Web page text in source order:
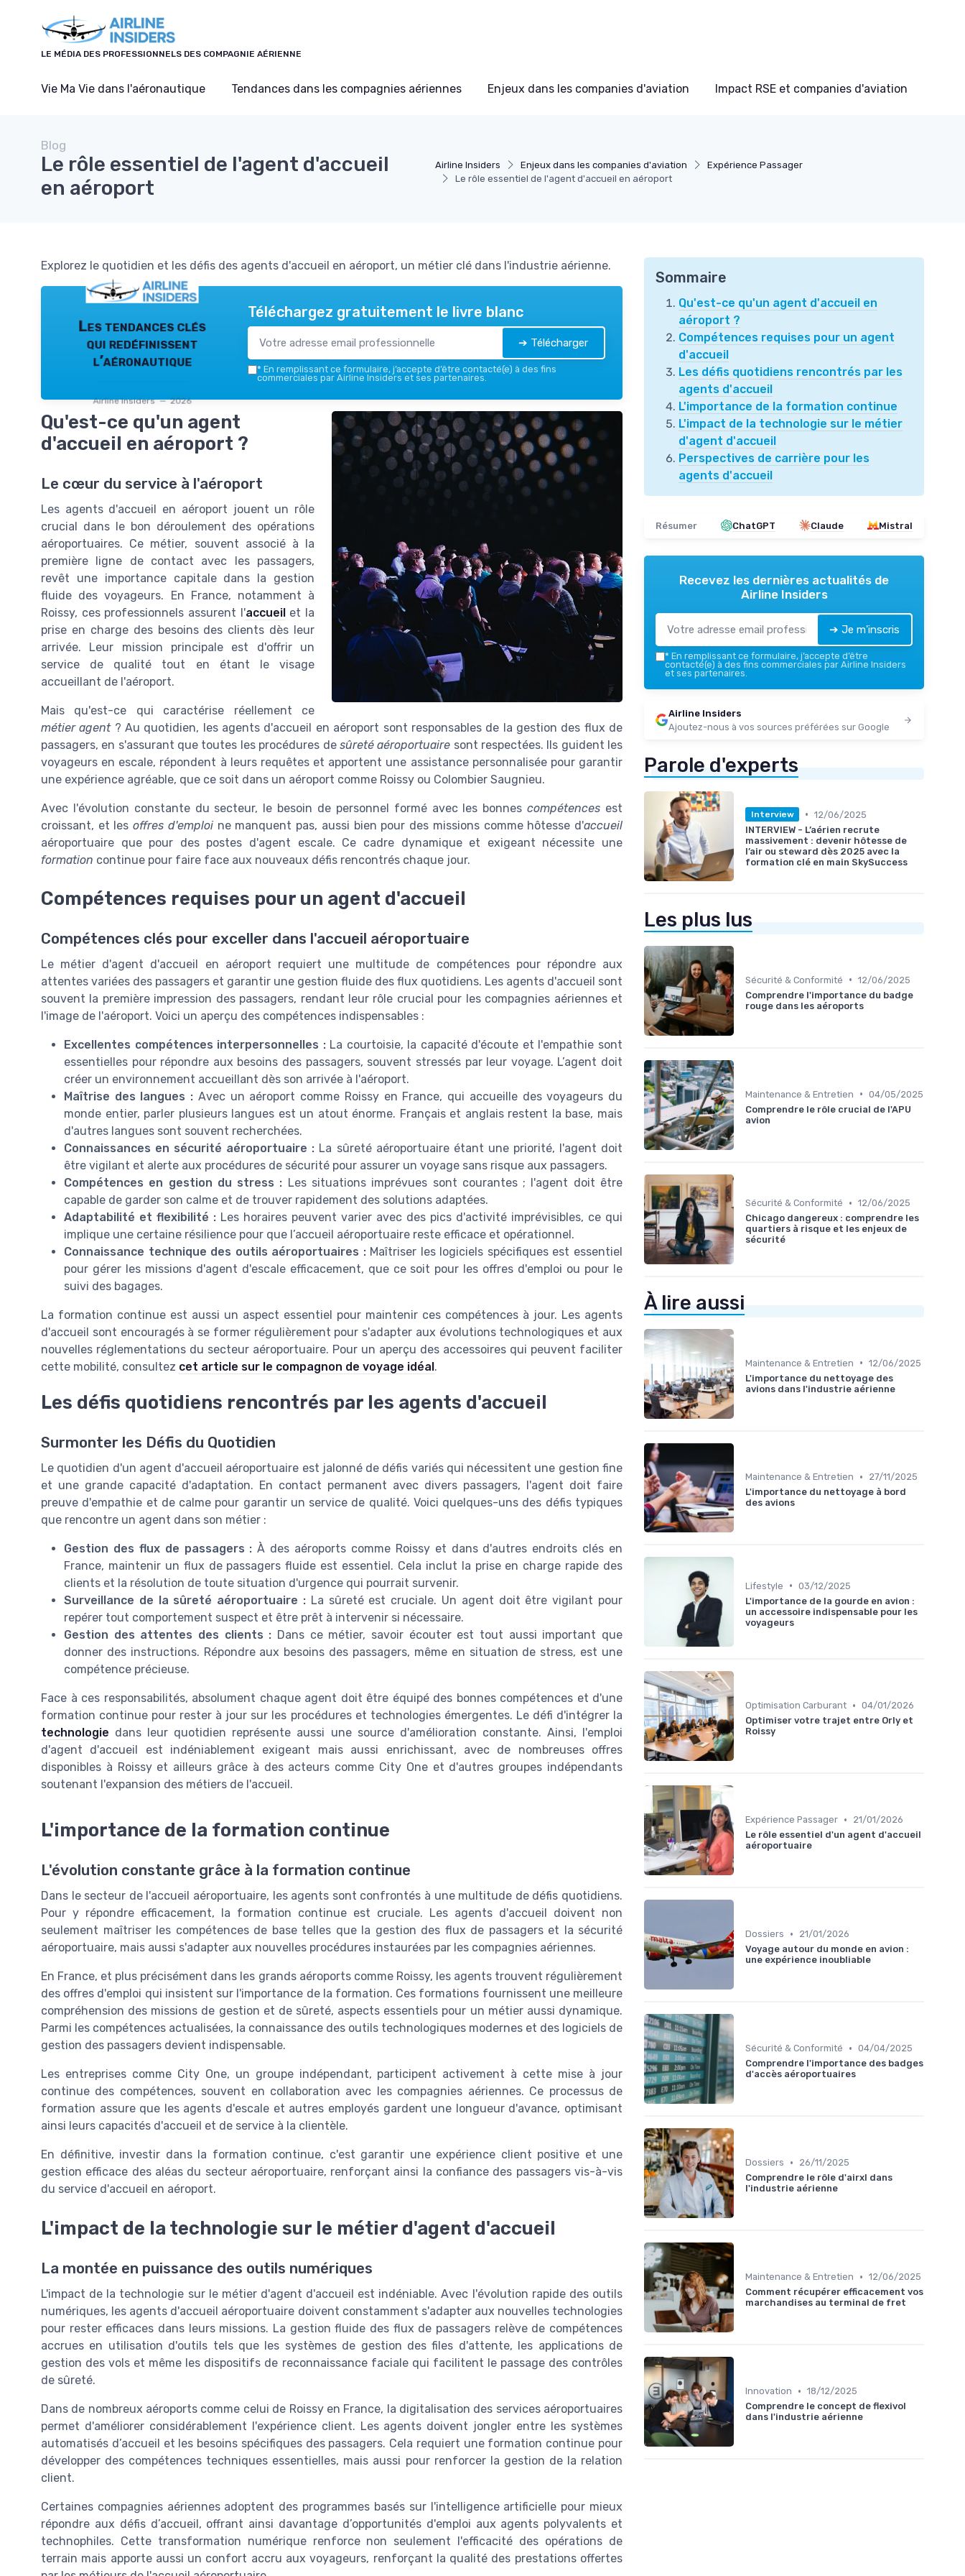
LE MÉDIA DES PROFESSIONNELS DES COMPAGNIE AÉRIENNE
Vie Ma Vie dans l'aéronautique Tendances dans les compagnies aériennes Enjeux dans les companies d'aviation Impact RSE et companies d'aviation
Airline Insiders Enjeux dans les companies d'aviation
Expérience Passager
Le rôle essentiel de l'agent d'accueil en aéroport
Blog
Le rôle essentiel de l'agent d'accueil
en aéroport
Explorez le quotidien et les défis des agents d'accueil en aéroport, un métier clé dans l'industrie aérienne.
Les tendances clés
qui redéfinissent
l’aéronautique
Airline Insiders — 2026
Téléchargez gratuitement le livre blanc
➔ Télécharger
* En remplissant ce formulaire, j’accepte d’être contacté(e) à des fins
commerciales par Airline Insiders et ses partenaires.
Qu'est-ce qu'un agent
d'accueil en aéroport ?
Le cœur du service à l'aéroport
Les agents d'accueil en aéroport jouent un rôle
crucial dans le bon déroulement des opérations
aéroportuaires. Ce métier, souvent associé à la
première ligne de contact avec les passagers,
revêt une importance capitale dans la gestion
fluide des voyageurs. En France, notamment à
Roissy, ces professionnels assurent l'accueilet la
prise en charge des besoins des clients dès leur
arrivée. Leur mission principale est d'offrir un
service de qualité tout en étant le visage
accueillant de l'aéroport.
Mais qu'est-ce qui caractérise réellement ce
métier agent? Au quotidien, les agents d'accueil en aéroport sont responsables de la gestion des flux de
passagers, en s'assurant que toutes les procédures de sûreté aéroportuaire sont respectées. Ils guident les
voyageurs en escale, répondent à leurs requêtes et apportent une assistance personnalisée pour garantir
une expérience agréable, que ce soit dans un aéroport comme Roissy ou Colombier Saugnieu.
Avec l'évolution constante du secteur, le besoin de personnel formé avec les bonnescompétences est
croissant, et lesoffres d'emploine manquent pas, aussi bien pour des missions comme hôtesse d'accueil
aéroportuaire que pour des postes d'agent escale. Ce cadre dynamique et exigeant nécessite une
formation continue pour faire face aux nouveaux défis rencontrés chaque jour.
Compétences requises pour un agent d'accueil
Compétences clés pour exceller dans l'accueil aéroportuaire
Le métier d'agent d'accueil en aéroport requiert une multitude de compétences pour répondre aux
attentes variées des passagers et garantir une gestion fluide des flux quotidiens. Les agents d'accueil sont
souvent la première impression des passagers, rendant leur rôle crucial pour les compagnies aériennes et
l'image de l'aéroport. Voici un aperçu des compétences indispensables :
Excellentes compétences interpersonnelles :La courtoisie, la capacité d'écoute et l'empathie sont
essentielles pour répondre aux besoins des passagers, souvent stressés par leur voyage. L’agent doit
créer un environnement accueillant dès son arrivée à l'aéroport.
Maîtrise des langues : Avec un aéroport comme Roissy en France, qui accueille des voyageurs du
monde entier, parler plusieurs langues est un atout énorme. Français et anglais restent la base, mais
d'autres langues sont souvent recherchées.
Connaissances en sécurité aéroportuaire : La sûreté aéroportuaire étant une priorité, l'agent doit
être vigilant et alerte aux procédures de sécurité pour assurer un voyage sans risque aux passagers.
Compétences en gestion du stress : Les situations imprévues sont courantes ; l'agent doit être
capable de garder son calme et de trouver rapidement des solutions adaptées.
Adaptabilité et flexibilité : Les horaires peuvent varier avec des pics d'activité imprévisibles, ce qui
implique une certaine résilience pour que l’accueil aéroportuaire reste efficace et opérationnel.
Connaissance technique des outils aéroportuaires :Maîtriser les logiciels spécifiques est essentiel
pour gérer les missions d'agent d'escale efficacement, que ce soit pour les offres d'emploi ou pour le
suivi des bagages.
La formation continue est aussi un aspect essentiel pour maintenir ces compétences à jour. Les agents
d'accueil sont encouragés à se former régulièrement pour s'adapter aux évolutions technologiques et aux
nouvelles réglementations du secteur aéroportuaire. Pour un aperçu des accessoires qui peuvent faciliter
cette mobilité, consultez cet article sur le compagnon de voyage idéal.
Les défis quotidiens rencontrés par les agents d'accueil
Surmonter les Défis du Quotidien
Le quotidien d'un agent d'accueil aéroportuaire est jalonné de défis variés qui nécessitent une gestion fine
et une grande capacité d'adaptation. En contact permanent avec divers passagers, l'agent doit faire
preuve d'empathie et de calme pour garantir un service de qualité. Voici quelques-uns des défis typiques
que rencontre un agent dans son métier :
Gestion des flux de passagers : À des aéroports comme Roissy et dans d'autres endroits clés en
France, maintenir un flux de passagers fluide est essentiel. Cela inclut la prise en charge rapide des
clients et la résolution de toute situation d'urgence qui pourrait survenir.
Surveillance de la sûreté aéroportuaire : La sûretéest cruciale. Un agent doit être vigilant pour
repérer tout comportement suspect et être prêt à intervenir si nécessaire.
Gestion des attentes des clients : Dans ce métier, savoir écouter est tout aussi important que
donner des instructions. Répondre aux besoins des passagers, même en situation de stress, est une
compétence précieuse.
Face à ces responsabilités, absolument chaque agent doit être équipé des bonnes compétences et d'une
formation continue pour rester à jour sur les procédures et technologies émergentes. Le défi d'intégrer la
technologie dans leur quotidien représente aussi une source d'amélioration constante. Ainsi, l'emploi
d'agent d'accueil est indéniablement exigeant mais aussi enrichissant, avec de nombreuses offres
disponibles à Roissy et ailleurs grâce à des acteurs comme City One et d'autres groupes indépendants
soutenant l'expansion des métiers de l'accueil .
L'importance de la formation continue
L'évolution constante grâce à la formation continue
Dans le secteur de l'accueil aéroportuaire, les agents sont confrontés à une multitude de défis quotidiens.
Pour y répondre efficacement, la formation continue est cruciale. Les agents d'accueil doivent non
seulement maîtriser les compétences de base telles que la gestion des flux de passagers et la sécurité
aéroportuaire, mais aussi s'adapter aux nouvelles procédures instaurées par les compagnies aériennes.
En France, et plus précisément dans les grands aéroports comme Roissy, les agents trouvent régulièrement
des offres d'emploi qui insistent sur l'importance de la formation. Ces formations fournissent une meilleure
compréhension des missions de gestion et de sûreté, aspects essentiels pour un métieraussi dynamique.
Parmi les compétences actualisées, la connaissance des outils technologiques modernes et des logiciels de
gestion des passagers devient indispensable.
Les entreprises comme City One, un groupe indépendant, participent activement à cette mise à jour
continue des compétences, souvent en collaboration avec les compagnies aériennes. Ce processus de
formation assure que les agents d'escale et autres employés gardent une longueur d'avance, optimisant
ainsi leurs capacités d'accueil et de service à la clientèle.
En définitive, investir dans la formation continue, c'est garantir une expérience client positive et une
gestion efficace des aléas du secteur aéroportuaire, renforçant ainsi la confiance des passagers vis-à-vis
du service d'accueil en aéroport.
L'impact de la technologie sur le métier d'agent d'accueil
La montée en puissance des outils numériques
L'impact de la technologie sur le métier d'agent d'accueil est indéniable. Avec l'évolution rapide des outils
numériques, les agents d'accueil aéroportuaire doivent constamment s'adapter aux nouvelles technologies
pour rester efficaces dans leurs missions. La gestion fluide des flux de passagers relève de compétences
accrues en utilisation d'outils tels que les systèmes de gestion des files d'attente, les applications de
gestion des vols et même les dispositifs de reconnaissance faciale qui facilitent le passage des contrôles
de sûreté.
Dans de nombreux aéroports comme celui de Roissy en France, la digitalisation des services aéroportuaires
permet d'améliorer considérablement l'expérience client. Les agents doivent jongler entre les systèmes
automatisés d’accueil et les besoins spécifiques des passagers. Cela requiert une formation continue pour
développer des compétences techniques essentielles, mais aussi pour renforcer la gestion de la relation
client.
Certaines compagnies aériennes adoptent des programmes basés sur l'intelligence artificielle pour mieux
répondre aux défis d’accueil, offrant ainsi davantage d’opportunités d'emploi aux agents polyvalents et
technophiles. Cette transformation numérique renforce non seulement l'efficacité des opérations de
terrain mais apporte aussi un confort accru aux voyageurs, renforçant la qualité des prestations offertes
Sommaire
Qu'est-ce qu'un agent d'accueil en
aéroport ?
Compétences requises pour un agent
d'accueil
Les défis quotidiens rencontrés par les
agents d'accueil
L'importance de la formation continue
L'impact de la technologie sur le métier
d'agent d'accueil
Perspectives de carrière pour les
agents d'accueil
Résumer ChatGPT Claude Mistral
Recevez les dernières actualités de
Airline Insiders
➔ Je m'inscris
* En remplissant ce formulaire, j’accepte d’être
contacté(e) à des fins commerciales par Airline Insiders
et ses partenaires.
Airline Insiders
Ajoutez-nous à vos sources préférées sur Google
Parole d'experts
Interview • 12/06/2025
INTERVIEW - L’aérien recrute
massivement : devenir hôtesse de
l’air ou steward dès 2025 avec la
formation clé en main SkySuccess
Les plus lus
Sécurité & Conformité • 12/06/2025
Comprendre l'importance du badge
rouge dans les aéroports
Maintenance & Entretien • 04/05/2025
Comprendre le rôle crucial de l'APU
avion
Sécurité & Conformité • 12/06/2025
Chicago dangereux : comprendre les
quartiers à risque et les enjeux de
sécurité
À lire aussi
Maintenance & Entretien • 12/06/2025
L'importance du nettoyage des
avions dans l'industrie aérienne
Maintenance & Entretien •
27/11/2025
L'importance du nettoyage à bord
des avions
Lifestyle • 03/12/2025
L'importance de la gourde en avion :
un accessoire indispensable pour les
voyageurs
Optimisation Carburant • 04/01/2026
Optimiser votre trajet entre Orly et
Roissy
Expérience Passager •
21/01/2026
Le rôle essentiel d'un agent d'accueil
aéroportuaire
Dossiers •
21/01/2026
Voyage autour du monde en avion :
une expérience inoubliable
Sécurité & Conformité • 04/04/2025
Comprendre l'importance des badges
d'accès aéroportuaires
Dossiers •
26/11/2025
Comprendre le rôle d'airxl dans
l'industrie aérienne
Maintenance & Entretien • 12/06/2025
Comment récupérer efficacement vos
marchandises au terminal de fret
Innovation • 18/12/2025
Comprendre le concept de flexivol
dans l'industrie aérienne